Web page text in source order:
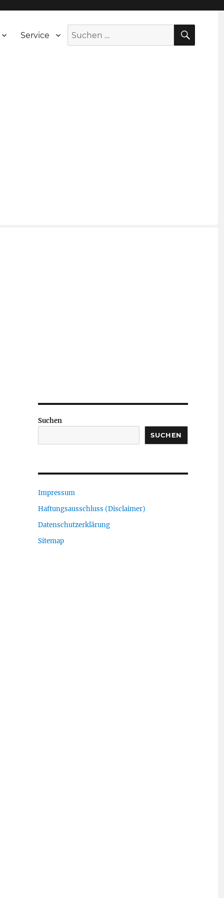
Service
Suche
nach:
Suchen
SUCHEN
Impressum
Haftungsausschluss (Disclaimer)
Datenschutzerklärung
Sitemap